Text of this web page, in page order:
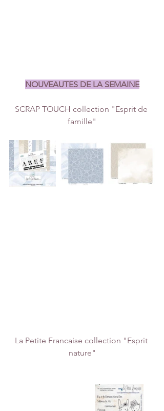
NOUVEAUTES DE LA SEMAINE
SCRAP TOUCH collection "Esprit de
famille"
La Petite Francaise collection "Esprit
nature"